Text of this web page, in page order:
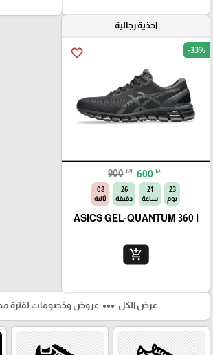
احذية رجالية
favorite_border -33%
900 ₪ 600 ₪
23
يوم
21
ساعة
26
دقيقة
07
ثانية
ASICS GEL-QUANTUM 360 I
add_shopping_cart
عرض الكل more_horiz عروض وخصومات لفترة